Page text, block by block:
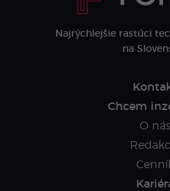
Najrýchlejšie rastúci
na
Chcem
O nás